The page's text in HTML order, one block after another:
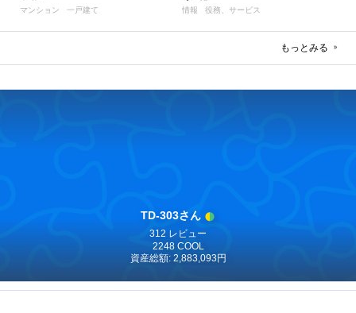
マンション 一戸建て 情報 役務、サービス
もっとみる
TD-303さん
312 レビュー
2248 COOL
資産総額: 2,883,093円